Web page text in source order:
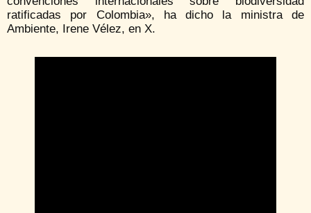
ratificadas por Colombia», ha dicho la ministra de
Ambiente, Irene Vélez, en X.